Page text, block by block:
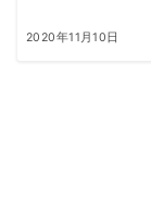
2020年11月10日